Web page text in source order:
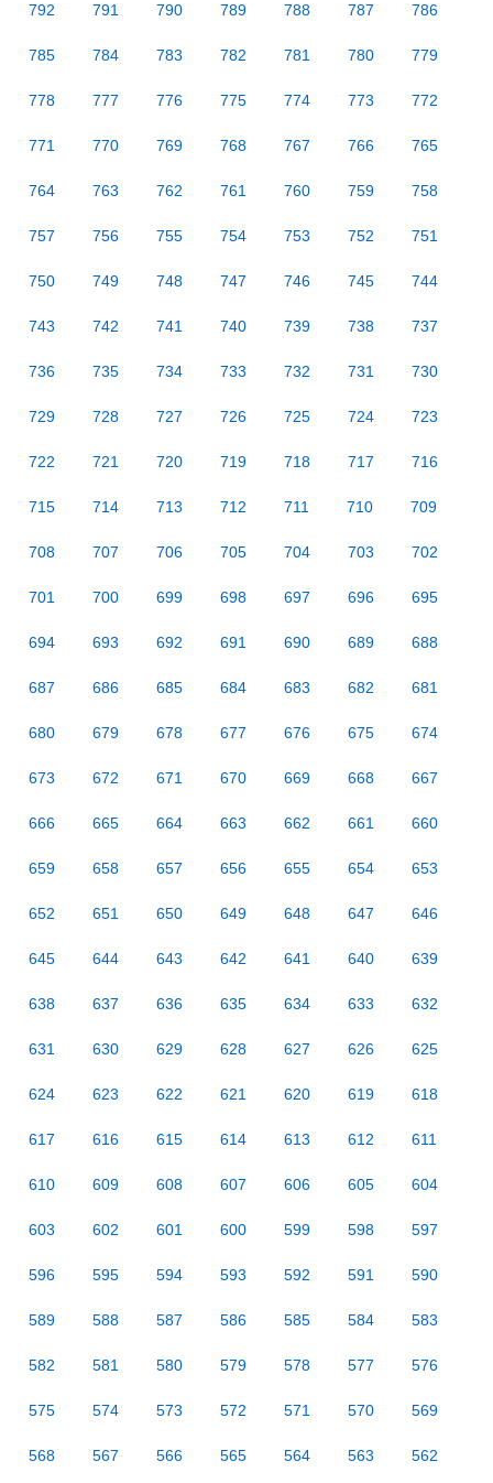
792 791 790 789 788 787 786
785 784 783 782 781 780 779
778 777 776 775 774 773 772
771 770 769 768 767 766 765
764 763 762 761 760 759 758
757 756 755 754 753 752 751
750 749 748 747 746 745 744
743 742 741 740 739 738 737
736 735 734 733 732 731 730
729 728 727 726 725 724 723
722 721 720 719 718 717 716
715 714 713 712 711 710 709
708 707 706 705 704 703 702
701 700 699 698 697 696 695
694 693 692 691 690 689 688
687 686 685 684 683 682 681
680 679 678 677 676 675 674
673 672 671 670 669 668 667
666 665 664 663 662 661 660
659 658 657 656 655 654 653
652 651 650 649 648 647 646
645 644 643 642 641 640 639
638 637 636 635 634 633 632
631 630 629 628 627 626 625
624 623 622 621 620 619 618
617 616 615 614 613 612 611
610 609 608 607 606 605 604
603 602 601 600 599 598 597
596 595 594 593 592 591 590
589 588 587 586 585 584 583
582 581 580 579 578 577 576
575 574 573 572 571 570 569
568 567 566 565 564 563 562